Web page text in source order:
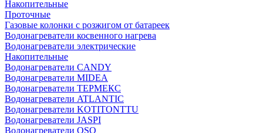
Накопительные
Проточные
Газовые колонки с розжигом от батареек
Водонагреватели косвенного нагрева
Водонагреватели электрические
Накопительные
Водонагреватели CANDY
Водонагреватели MIDEA
Водонагреватели ТЕРМЕКС
Водонагреватели ATLANTIC
Водонагреватели KOTITONTTU
Водонагреватели JASPI
Водонагреватели OSO